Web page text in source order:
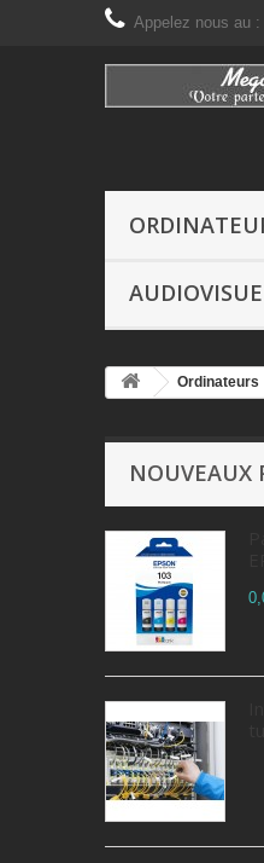
Appelez nous au :
Ordinateurs
NOUVEAUX